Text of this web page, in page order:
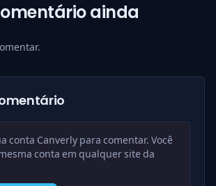
ainda
conta Canverly para comentar. Você
conta em qualquer site da